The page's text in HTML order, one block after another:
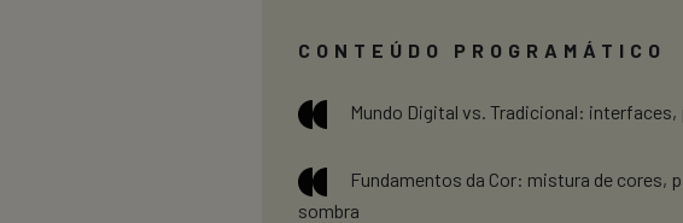
CONTEÚDO PROGRAMÁTICO
Mundo Digital vs. Tradicional:
Fundamentos da Cor: mistura de cores,
sombra